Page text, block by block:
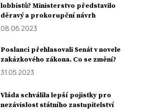
lobbistů? Ministerstvo představilo
děravý a prokorupční návrh
08. 06. 2023
Poslanci přehlasovali Senát v novele
zakázkového zákona. Co se změní?
31. 05. 2023
Vláda schválila lepší pojistky pro
nezávislost státního zastupitelství